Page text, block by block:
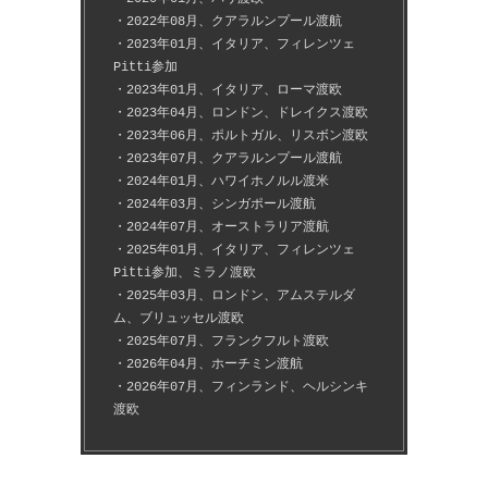
・2022年08月、クアラルンプール渡航
・2023年01月、イタリア、フィレンツェ
Pitti参加
・2023年01月、イタリア、ローマ渡欧
・2023年04月、ロンドン、ドレイクス渡欧
・2023年06月、ポルトガル、リスボン渡欧
・2023年07月、クアラルンプール渡航
・2024年01月、ハワイホノルル渡米
・2024年03月、シンガポール渡航
・2024年07月、オーストラリア渡航
・2025年01月、イタリア、フィレンツェ
Pitti参加、ミラノ渡欧
・2025年03月、ロンドン、アムステルダ
ム、ブリュッセル渡欧
・2025年07月、フランクフルト渡欧
・2026年04月、ホーチミン渡航
・2026年07月、フィンランド、ヘルシンキ
渡欧